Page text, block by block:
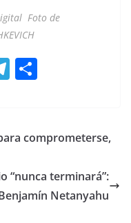
Foto de
T
gr
m
e
comprometerse,
“nunca terminará”:
Netanyahu